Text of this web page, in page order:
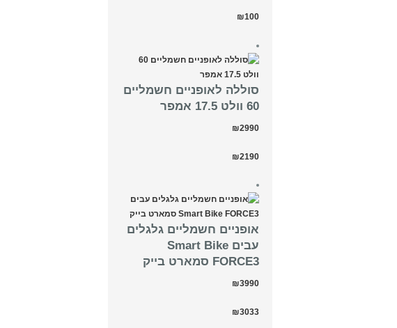
₪100
סוללה לאופניים חשמליים
60 וולט 17.5 אמפר
₪2990
₪2190
אופניים חשמליים גלגלים
עבים Smart Bike
FORCE3 סמארט בייק
₪3990
₪3033